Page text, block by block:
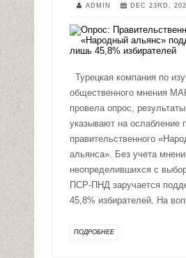
ADMIN DEC 23RD,
Турецкая компания по
общественного мнения
провела опрос, результаты
указывают на ослабление
правительственного
альянса». Без учета
неопределившихся с
ПСР-ПНД заручается
45,8% избирателей. На
ПОДРОБНЕЕ